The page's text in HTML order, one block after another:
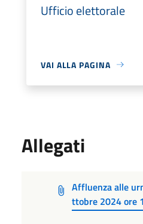
Ufficio elettorale
VAI ALLA PAGINA
Allegati
Affluenza alle
ttobre 2024 ore